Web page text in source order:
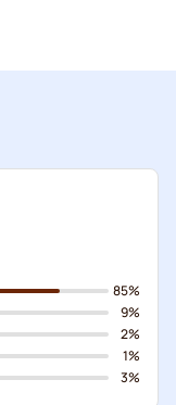
85%
9%
2%
1%
3%